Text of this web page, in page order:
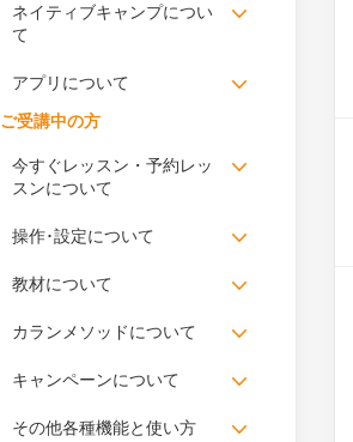
ネイティブキャンプについ
て
アプリについて
ご受講中の方
今すぐレッスン・予約レッ
スンについて
操作･設定について
教材について
カランメソッドについて
キャンペーンについて
その他各種機能と使い方